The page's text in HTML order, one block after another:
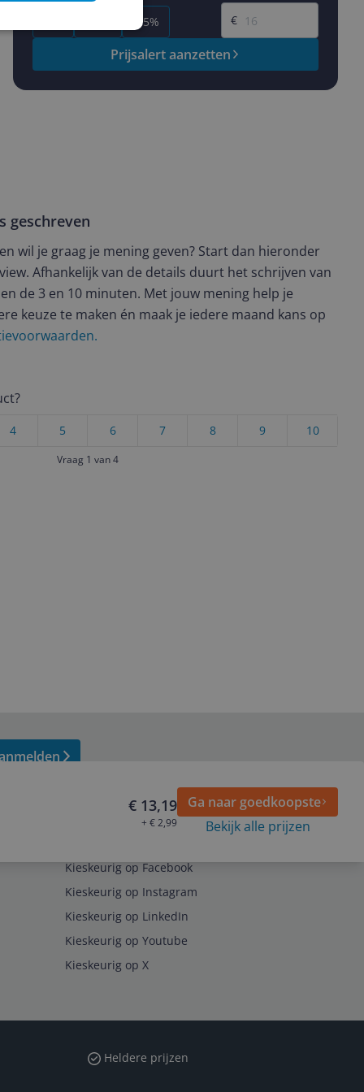
-15%
€
Prijsalert aanzetten
geschreven
wil je graag je mening geven? Start dan hieronder
Afhankelijk van de details duurt het schrijven van
de 3 en 10 minuten. Met jouw mening help je
keuze te maken én maak je iedere maand kans op
10
9
8
7
6
5
4
Vraag 1 van 4
€ 13,19
+ € 2,99
Ga naar goedkoopste
Bekijk alle prijzen
Kieskeurig op Facebook
Kieskeurig op Instagram
Kieskeurig op LinkedIn
Kieskeurig op Youtube
Kieskeurig op X
Heldere prijzen